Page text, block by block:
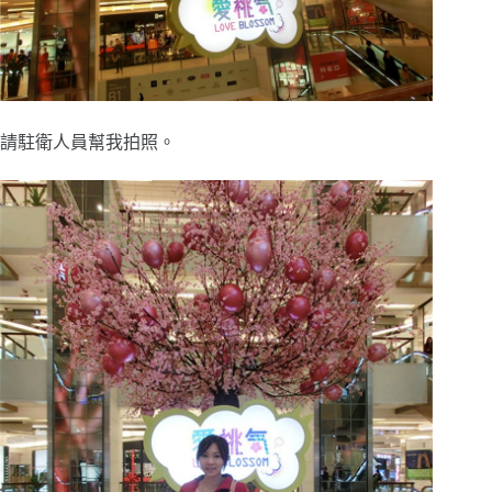
請駐衛人員幫我拍照。